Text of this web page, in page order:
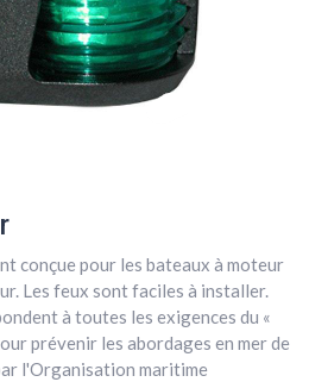
conçue pour les bateaux à moteur
Les feux sont faciles à installer.
à toutes les exigences du «
prévenir les abordages en mer de
l'Organisation maritime